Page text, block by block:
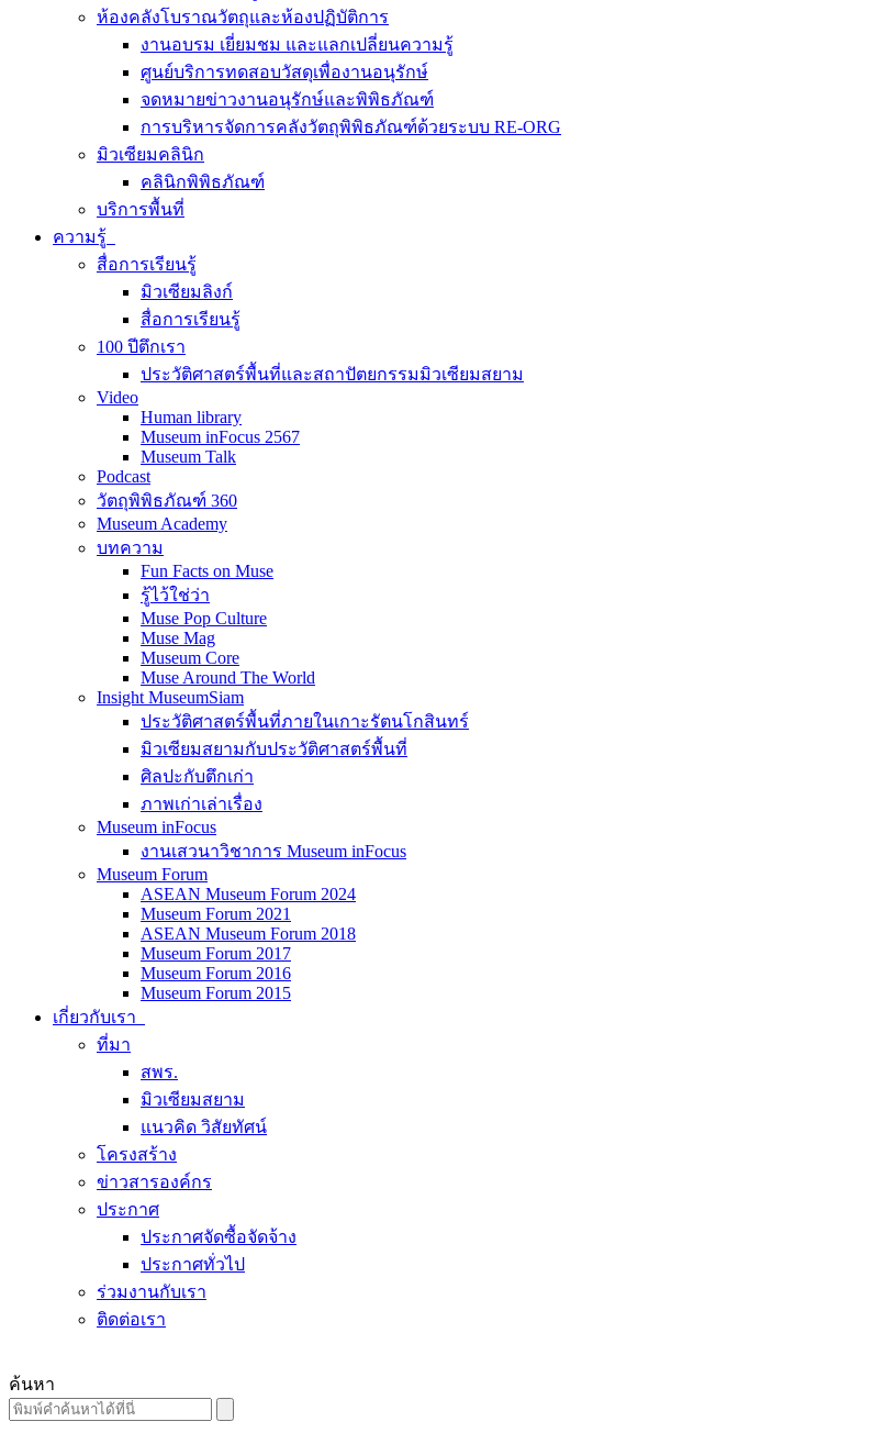
ห้องคลังโบราณวัตถุและห้องปฏิบัติการ
งานอบรม เยี่ยมชม และแลกเปลี่ยนความรู้
ศูนย์บริการทดสอบวัสดุเพื่องานอนุรักษ์
จดหมายข่าวงานอนุรักษ์และพิพิธภัณฑ์
การบริหารจัดการคลังวัตถุพิพิธภัณฑ์ด้วยระบบ RE-ORG
มิวเซียมคลินิก
คลินิกพิพิธภัณฑ์
บริการพื้นที่
ความรู้
สื่อการเรียนรู้
มิวเซียมลิงก์
สื่อการเรียนรู้
100 ปีตึกเรา
ประวัติศาสตร์พื้นที่และสถาปัตยกรรมมิวเซียมสยาม
Video
Human library
Museum inFocus 2567
Museum Talk
Podcast
วัตถุพิพิธภัณฑ์ 360
Museum Academy
บทความ
Fun Facts on Muse
รู้ไว้ใช่ว่า
Muse Pop Culture
Muse Mag
Museum Core
Muse Around The World
Insight MuseumSiam
ประวัติศาสตร์พื้นที่ภายในเกาะรัตนโกสินทร์
มิวเซียมสยามกับประวัติศาสตร์พื้นที่
ศิลปะกับตึกเก่า
ภาพเก่าเล่าเรื่อง
Museum inFocus
งานเสวนาวิชาการ Museum inFocus
Museum Forum
ASEAN Museum Forum 2024
Museum Forum 2021
ASEAN Museum Forum 2018
Museum Forum 2017
Museum Forum 2016
Museum Forum 2015
เกี่ยวกับเรา
ที่มา
สพร.
มิวเซียมสยาม
แนวคิด วิสัยทัศน์
โครงสร้าง
ข่าวสารองค์กร
ประกาศ
ประกาศจัดซื้อจัดจ้าง
ประกาศทั่วไป
ร่วมงานกับเรา
ติดต่อเรา
ค้นหา